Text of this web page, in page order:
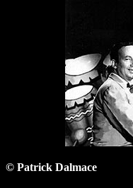
© Patrick Dalmace